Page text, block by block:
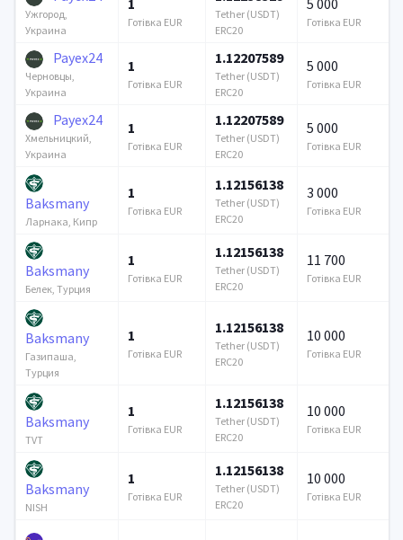
Ужгород,
Украина
Готівка EUR
Tether (USDT)
ERC20
Готівка EUR
Payex24
Черновцы,
Украина
1
Готівка EUR
1.12207589
Tether (USDT)
ERC20
5 000
Готівка EUR
Payex24
Хмельницкий,
Украина
1
Готівка EUR
1.12207589
Tether (USDT)
ERC20
5 000
Готівка EUR
Baksmany
Ларнака, Кипр
1
Готівка EUR
1.12156138
Tether (USDT)
ERC20
3 000
Готівка EUR
Baksmany
Белек, Турция
1
Готівка EUR
1.12156138
Tether (USDT)
ERC20
11 700
Готівка EUR
Baksmany
Газипаша,
Турция
1
Готівка EUR
1.12156138
Tether (USDT)
ERC20
10 000
Готівка EUR
Baksmany
TVT
1
Готівка EUR
1.12156138
Tether (USDT)
ERC20
10 000
Готівка EUR
Baksmany
NISH
1
Готівка EUR
1.12156138
Tether (USDT)
ERC20
10 000
Готівка EUR